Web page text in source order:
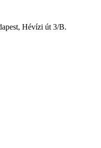
Hévízi út 3/B.